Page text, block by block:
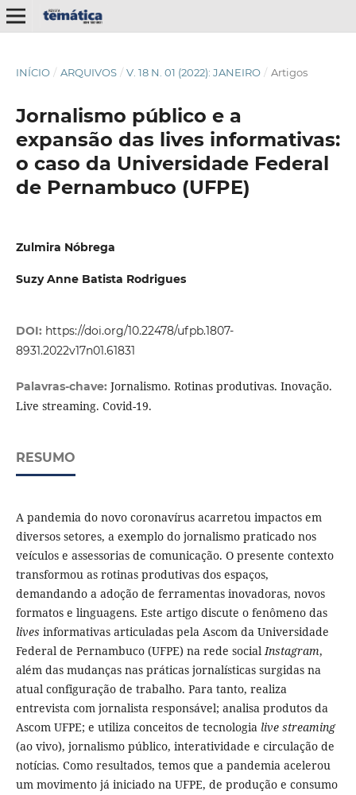
INÍCIO / ARQUIVOS / V. 18 N. 01 (2022): JANEIRO / Artigos
Jornalismo público e a
expansão das lives informativas:
o caso da Universidade Federal
de Pernambuco (UFPE)
Zulmira Nóbrega
Suzy Anne Batista Rodrigues
DOI: https://doi.org/10.22478/ufpb.1807-
8931.2022v17n01.61831
Palavras-chave: Jornalismo. Rotinas produtivas. Inovação.
Live streaming. Covid-19.
RESUMO
A pandemia do novo coronavírus acarretou impactos em
diversos setores, a exemplo do jornalismo praticado nos
veículos e assessorias de comunicação. O presente contexto
transformou as rotinas produtivas dos espaços,
demandando a adoção de ferramentas inovadoras, novos
formatos e linguagens. Este artigo discute o fenômeno das
lives informativas articuladas pela Ascom da Universidade
Federal de Pernambuco (UFPE) na rede socialInstagram,
além das mudanças nas práticas jornalísticas surgidas na
atual configuração de trabalho. Para tanto, realiza
entrevista com jornalista responsável; analisa produtos da
Ascom UFPE; e utiliza conceitos de tecnologia live streaming
(ao vivo), jornalismo público, interatividade e circulação de
notícias. Como resultados, temos que a pandemia acelerou
um movimento já iniciado na UFPE, de produção e consumo